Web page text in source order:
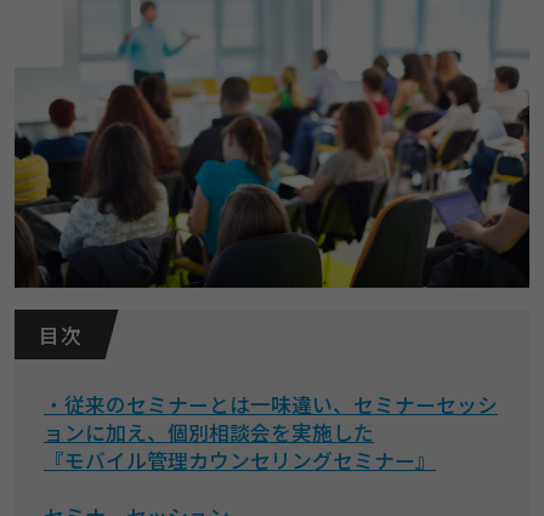
目 次
・従来のセミナーとは一味違い、セミナーセッシ
ョンに加え、個別相談会を実施した
『モバイル管理カウンセリングセミナー』